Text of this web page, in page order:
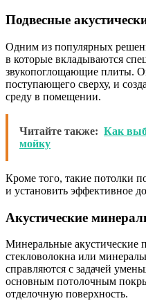
Подвесные
Одним из популярных
в которые вкладываются
звукопоглощающие плиты.
поступающего сверху, и
среду в помещении.
Читайте также: Как
мойку
Кроме того, такие потолки
и установить эффективное
Акустические
Минеральные акустические
стекловолокна или
справляются с задачей
основным потолочным
отделочную поверхность.